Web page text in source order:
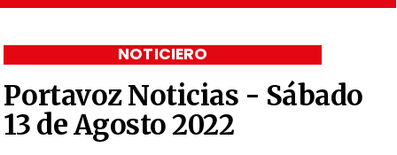
Portavoz Noticias - Sábado
13 de Agosto 2022
NOTICIERO